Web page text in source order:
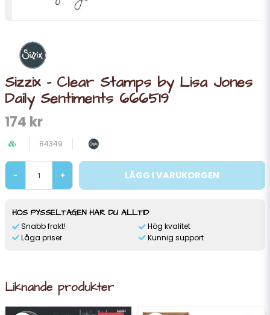
Sizzix - Clear Stamps by Lisa Jones
Daily Sentiments 666519
174 kr
84349
- + LÄGG I VARUKORGEN
HOS PYSSELTAGEN HAR DU ALLTID
Snabb frakt!
Låga priser
Hög kvalitet
Kunnig support
Liknande produkter